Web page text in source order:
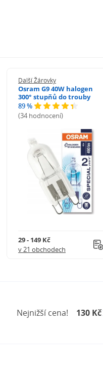
Další Žárovky
Osram G9 40W halogen
300° stupňů do trouby
89 %
(34 hodnocení)
29 - 149 Kč
v 21 obchodech
Nejnižší cena! 130 Kč